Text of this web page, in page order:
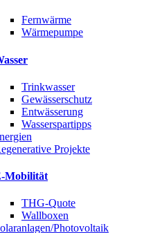
Fernwärme
Wärmepumpe
Trinkwasser
Gewässerschutz
Entwässerung
Wasserspartipps
Projekte
Mobilität
THG-Quote
Wallboxen
Photovoltaik